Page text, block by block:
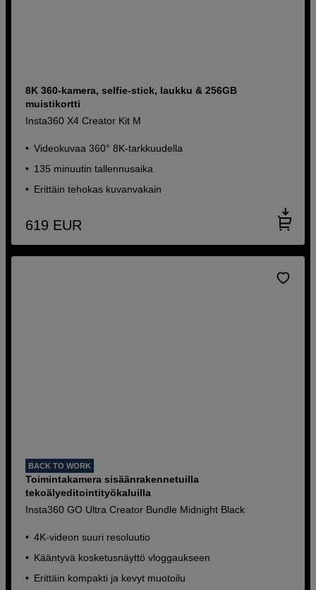
8K 360-kamera, selfie-stick, laukku & 256GB
muistikortti
Insta360 X4 Creator Kit M
Videokuvaa 360° 8K-tarkkuudella
135 minuutin tallennusaika
Erittäin tehokas kuvanvakain
619 EUR
BACK TO WORK
Toimintakamera sisäänrakennetuilla
tekoälyeditointityökaluilla
Insta360 GO Ultra Creator Bundle Midnight Black
4K-videon suuri resoluutio
Kääntyvä kosketusnäyttö vloggaukseen
Erittäin kompakti ja kevyt muotoilu